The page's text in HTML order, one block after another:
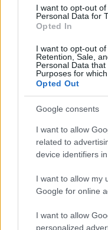
I want to opt-out
Personal Data for
Opted In
I want to opt-out of
Retention, Sale,
Personal Data
Purposes for
Opted Out
Google consents
I want to allow
related to
device identifiers in
I want to allow my
Google for online
I want to allow
personalized
F
a
ce
b
o
o
k
T
it
te
r
Pi
te
re
st
Sangue,
Delta
Meteo